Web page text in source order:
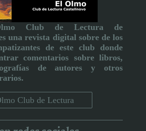
Club de Lectura de
una revista digital sobre de los
de este club donde
comentarios sobre libros,
de autores y otros
.
Club de Lectura